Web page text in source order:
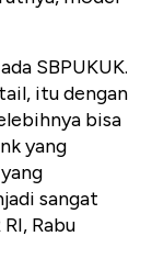
SBPUKUK.
itu dengan
bisa
yang
sangat
Rabu